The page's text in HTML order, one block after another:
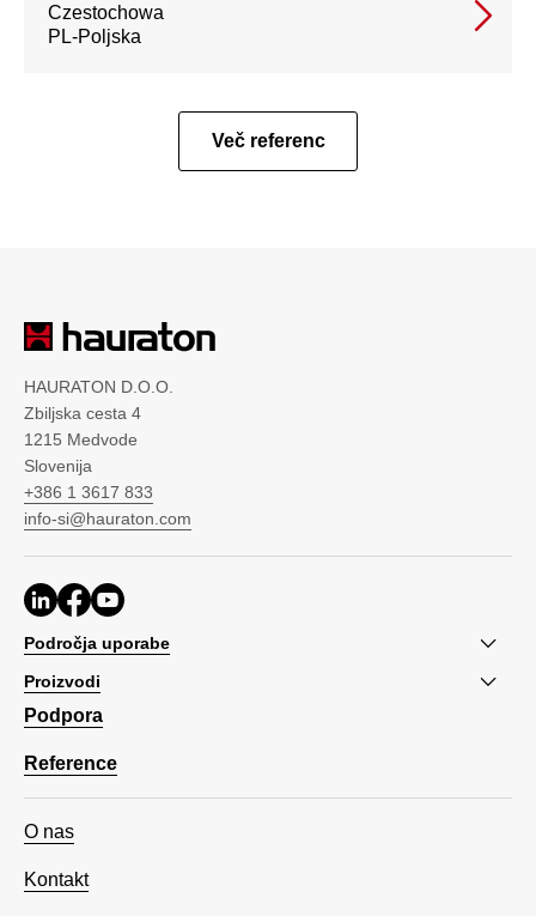
Czestochowa
PL-Poljska
Več referenc
HAURATON D.O.O.
Zbiljska cesta 4
1215 Medvode
Slovenija
+386 1 3617 833
info-si@hauraton.com
Področja uporabe
Proizvodi
Podpora
Reference
O nas
Kontakt